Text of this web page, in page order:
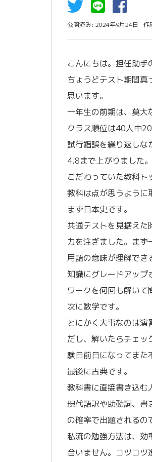
公開済み: 2024年9月24日 作
こんにちは。担任助手
ちょうどテスト期間
思います。
一年生の前期は、莫大
クラス順位は40人中
試行錯誤を繰り返しな
4.8まで上がりました
こだわっていた教科
教科は点が思うよう
まず日本史です。
共通テストを見据えた
力を注ぎました。まず
用語の意味が理解でき
知識にグレードアップ
ワークを何回も解いて
次に数学です。
とにかく大事なのは
だし、解いたらチェ
験日前日になってまた
最後に古典です。
教科書に直接書き込む
現代語訳や助動詞、書
の確率で出題されるの
私流の勉強方法は、効
合いません。コツコ